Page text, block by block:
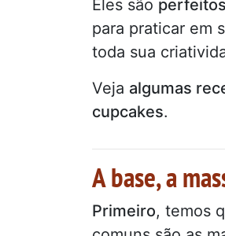
Eles são perfeitos
para praticar em
toda sua
Veja algumas
cupcakes.
A base, a
Primeiro, temos